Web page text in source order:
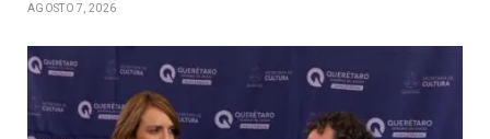
AGOSTO 7, 2026